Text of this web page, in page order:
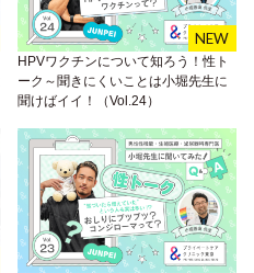
HPVワクチンについて知ろう！性ト
ーク～聞きにくいことは小堀先生に
聞けばイイ！（Vol.24）